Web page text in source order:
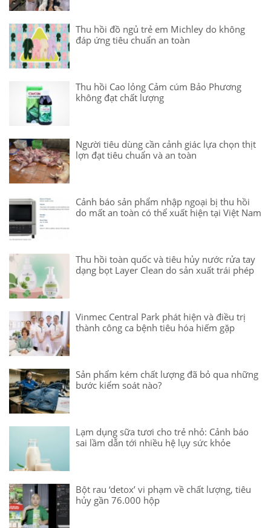
Thu hồi đồ ngủ trẻ em Michley do không
đáp ứng tiêu chuẩn an toàn
Thu hồi Cao lỏng Cảm cúm Bảo Phương
không đạt chất lượng
Người tiêu dùng cần cảnh giác lựa chọn thịt
lợn đạt tiêu chuẩn và an toàn
Cảnh báo sản phẩm nhập ngoại bị thu hồi
do mất an toàn có thể xuất hiện tại Việt Nam
Thu hồi toàn quốc và tiêu hủy nước rửa tay
dạng bọt Layer Clean do sản xuất trái phép
Vinmec Central Park phát hiện và điều trị
thành công ca bệnh tiêu hóa hiếm gặp
Sản phẩm kém chất lượng đã bỏ qua những
bước kiểm soát nào?
Lạm dụng sữa tươi cho trẻ nhỏ: Cảnh báo
sai lầm dẫn tới nhiều hệ lụy sức khỏe
Bột rau ‘detox’ vi phạm về chất lượng, tiêu
hủy gần 76.000 hộp